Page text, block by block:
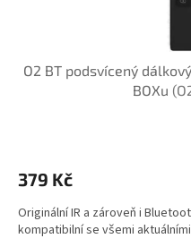
O2 BT podsvícený
BOXu
379 Kč
Originální IR a zároveň i
kompatibilní se všemi